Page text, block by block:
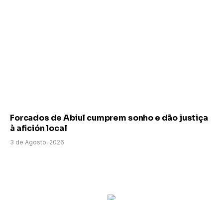
Forcados de Abiul cumprem sonho e dão justiça
à afición local
3 de Agosto, 2026